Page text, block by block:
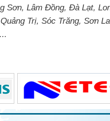
Sơn, Lâm Đồng, Đà Lạt,
Trị, Sóc Trăng, Sơn